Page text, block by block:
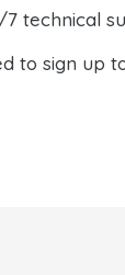
7 technical
to sign up